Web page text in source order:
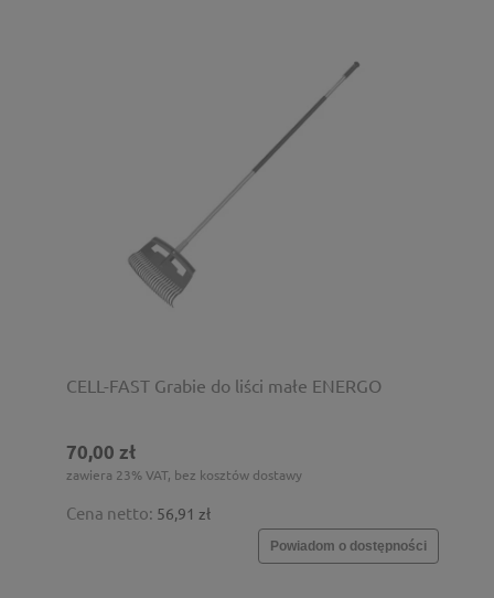
CELL-FAST Grabie do liści małe ENERGO
70,00 zł
zawiera 23% VAT, bez kosztów dostawy
Cena netto: 56,91 zł
Powiadom o dostępności